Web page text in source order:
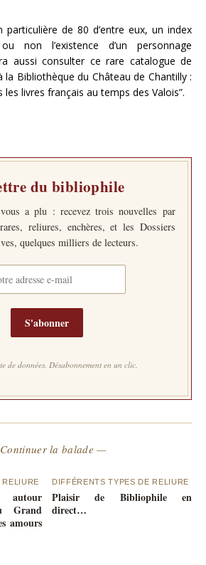
de 80 d’entre eux, un index
non l’existence d’un personnage
aussi consulter ce rare catalogue de
la Bibliothèque du Château de Chantilly :
les livres français au temps des Valois”.
du bibliophile
a plu : recevez trois nouvelles par
reliures, enchères, et les Dossiers
quelques milliers de lecteurs.
S'abonner
de données. Désabonnement en un clic.
la balade —
autour
Grand
amours
DIFFÉRENTS TYPES DE RELIURE
Plaisir de Bibliophile en
direct…